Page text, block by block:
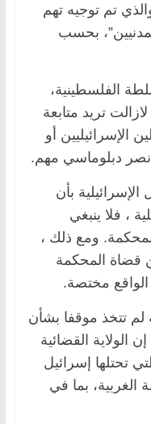
تم توجيه تهم
بحسب
الفلسطينية،
تريد متابعة
الإسرائيليين أو
دبلوماسي مهم.
بأن
، فلا ينبغي
ومع ذلك ،
قضاة المحكمة
الواقع مختصة.
لم تتخذ موقفا بشأن
الولاية القضائية
تحتلها إسرائيل
الغربية، بما في